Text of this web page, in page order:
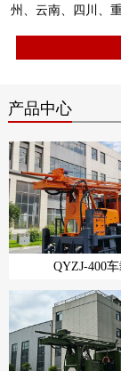
州、云南、四川、
产品中心
QYZJ-400